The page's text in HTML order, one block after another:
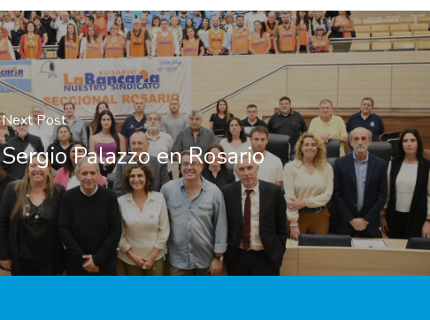
Next Post
Sergio Palazzo en Rosario